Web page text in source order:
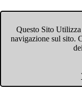
Questo Sito
navigazione sul sito.
Menu